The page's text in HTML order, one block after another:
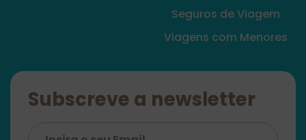
Seguros de Viagem
Viagens com Menores
Subscreve a newsletter